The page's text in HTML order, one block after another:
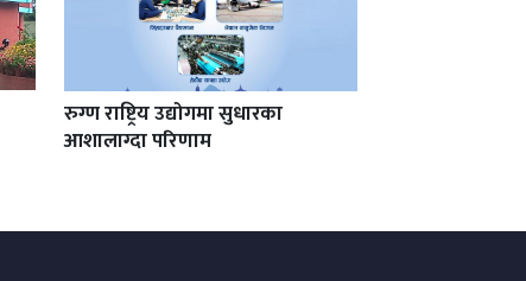
रुग्ण राष्ट्रिय उद्योगमा सुधारका
आशालाग्दा परिणाम